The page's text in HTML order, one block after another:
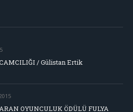
/ Gülistan Ertik
OYUNCULUK ÖDÜLÜ FULYA